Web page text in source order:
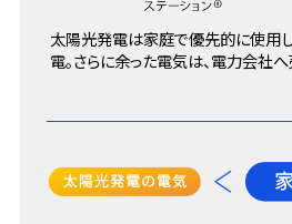
太陽光発電は家庭で優先的に使用
電。さらに余った電気は、電力会社へ